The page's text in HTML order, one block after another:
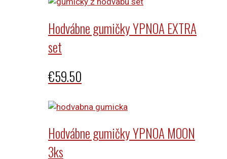
Hodvábne gumičky YPNOA EXTRA
set
€59.50
Hodvábne gumičky YPNOA MOON
3ks